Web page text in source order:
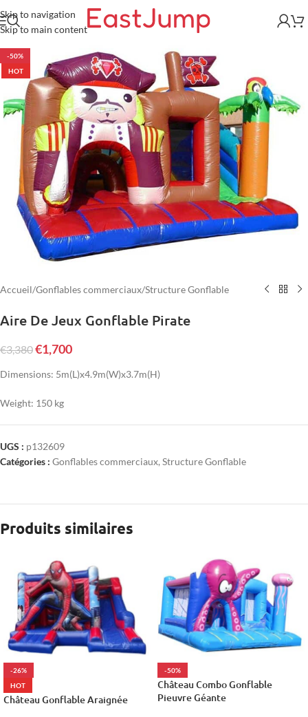
Skip to navigation
Skip to main content
-50%
HOT
Accueil/Gonflables commerciaux/Structure Gonflable
Aire De Jeux Gonflable Pirate
€3,380€1,700
Dimensions: 5m(L)x4.9m(W)x3.7m(H)
Weight: 150 kg
UGS : p132609
Catégories : Gonflables commerciaux, Structure Gonflable
Produits similaires
-26%
HOT
Château Gonflable Araignée
-50%
Château Combo Gonflable
Pieuvre Géante